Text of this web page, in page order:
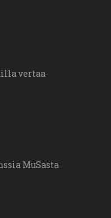
vertaa
MuSasta